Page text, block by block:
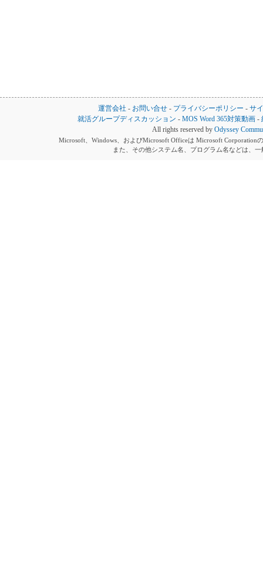
運営会社 - お問い合せ - プライバシーポリシー - サ
就活グループディスカッション -MOS Word 365対策動画 -
All rights reserved by Odyssey
Microsoft、Windows、およびMicrosoft Officeは Microsoft Corporation
また、その他システム名、プログラム名などは、